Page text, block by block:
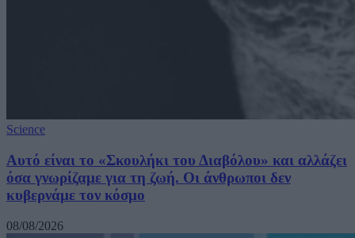
Science
Αυτό είναι το «Σκουλήκι του Διαβόλου» και αλλάζει
όσα γνωρίζαμε για τη ζωή. Οι άνθρωποι δεν
κυβερνάμε τον κόσμο
08/08/2026